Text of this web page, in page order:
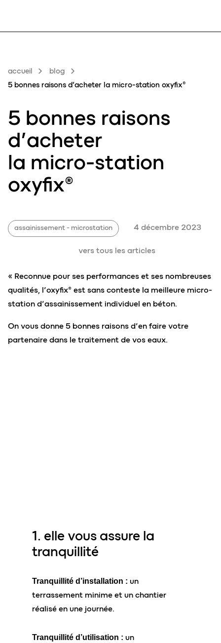
accueil
blog
5 bonnes raisons d’acheter la micro-station oxyfix®
5 bonnes raisons
d’acheter
la micro-station
oxyfix®
assainissement - microstation 4 décembre 2023
vers tous les articles
« Reconnue pour ses performances et ses nombreuses
qualités, l’oxyfix® est sans conteste la meilleure micro-
station d’assainissement individuel en béton.
On vous donne 5 bonnes raisons d’en faire votre
partenaire dans le traitement de vos eaux.
1. elle vous assure la
tranquillité
Tranquillité d’installation : un
terrassement minime et un chantier
réalisé en une journée.
Tranquillité d’utilisation : un